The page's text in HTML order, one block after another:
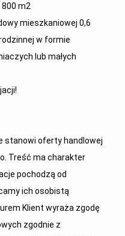
m2
mieszkaniowej 0,6
w formie
lub małych
stanowi oferty handlowej
Treść ma charakter
pochodzą od
ich osobistą
Klient wyraża zgodę
zgodnie z